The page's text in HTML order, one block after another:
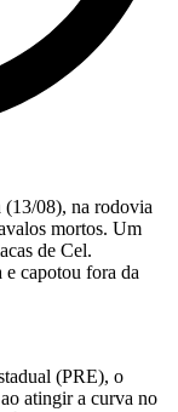
(13/08), na rodovia
mortos. Um
de Cel.
capotou fora da
(PRE), o
atingir a curva no